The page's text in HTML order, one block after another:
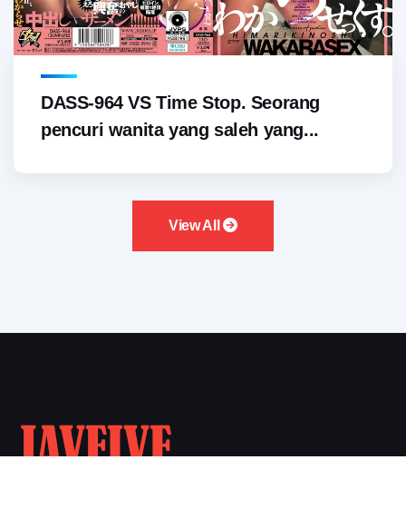
DASS-964 VS Time Stop. Seorang
pencuri wanita yang saleh yang...
View All